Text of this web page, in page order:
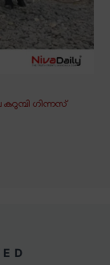
ഗിന്നസ്